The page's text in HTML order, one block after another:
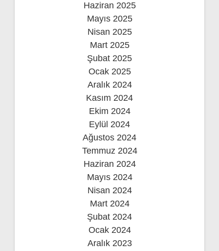
Haziran 2025
Mayıs 2025
Nisan 2025
Mart 2025
Şubat 2025
Ocak 2025
Aralık 2024
Kasım 2024
Ekim 2024
Eylül 2024
Ağustos 2024
Temmuz 2024
Haziran 2024
Mayıs 2024
Nisan 2024
Mart 2024
Şubat 2024
Ocak 2024
Aralık 2023